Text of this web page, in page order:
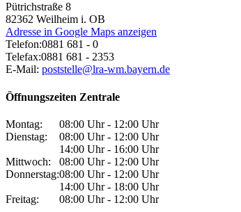
Pütrichstraße 8
82362 Weilheim i. OB
Adresse in Google Maps anzeigen
Telefon:0881 681 - 0
Telefax:0881 681 - 2353
E-Mail: poststelle@lra-wm.bayern.de
Öffnungszeiten Zentrale
Montag:
08:00 Uhr - 12:00 Uhr
Dienstag:
08:00 Uhr - 12:00 Uhr
14:00 Uhr - 16:00 Uhr
Mittwoch:
08:00 Uhr - 12:00 Uhr
Donnerstag:08:00 Uhr - 12:00 Uhr
14:00 Uhr - 18:00 Uhr
Freitag:
08:00 Uhr - 12:00 Uhr